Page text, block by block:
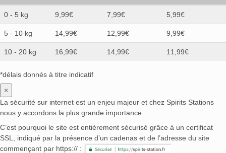
0 - 5 kg 9,99€ 7,99€ 5,99€
5 - 10 kg 14,99€ 12,99€ 9,99€
10 - 20 kg 16,99€ 14,99€ 11,99€
*délais donnés à titre indicatif
×
La sécurité sur internet est un enjeu majeur et chez Spirits Stations
nous y accordons la plus grande importance.
C’est pourquoi le site est entièrement sécurisé grâce à un certificat
SSL, indiqué par la présence d’un cadenas et de l’adresse du site
commençant par https:// :